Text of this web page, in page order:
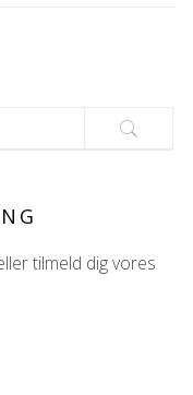
tilmeld dig vores